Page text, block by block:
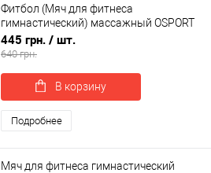
Фитбол (Мяч для фитнеса
гимнастический) массажный OSPORT
55 см (MS 1971)
445 грн. / шт.
640 грн.
В корзину
Подробнее
Мяч для фитнеса гимнастический